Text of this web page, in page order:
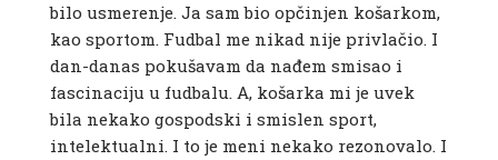
bilo usmerenje. Ja sam bio opčinjen košarkom,
kao sportom. Fudbal me nikad nije privlačio. I
dan-danas pokušavam da nađem smisao i
fascinaciju u fudbalu. A, košarka mi je uvek
bila nekako gospodski i smislen sport,
intelektualni. I to je meni nekako rezonovalo. I